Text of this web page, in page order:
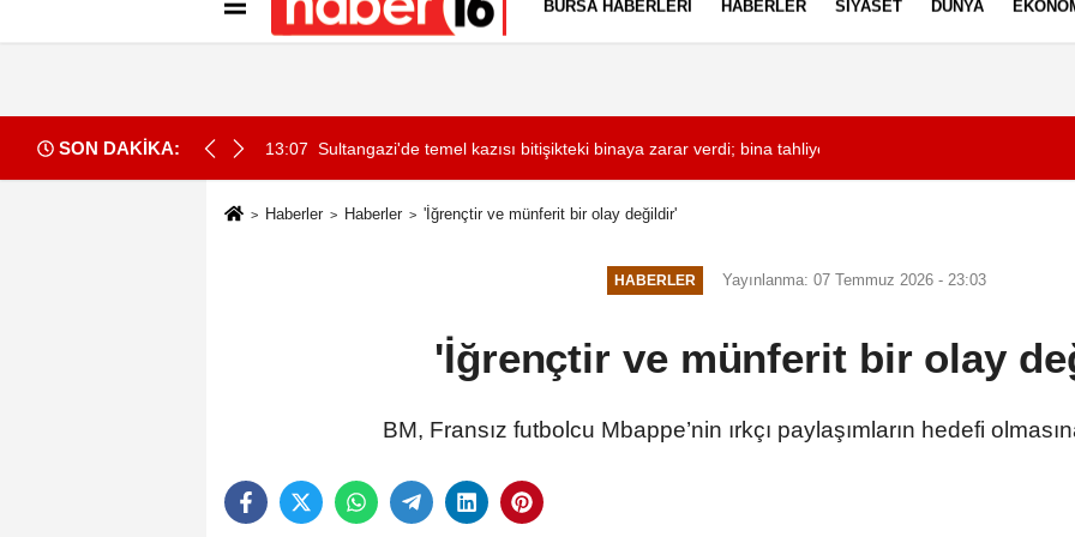
İletişim Gizlilik İlkeleri
BURSA HABERLERI HABERLER SIYASET DÜNYA
SON DAKİKA:
Geçici sınır kontrolleri başlatılıyor
13:07 Sultangazi'de temel kazısı bitişikteki binaya zarar verdi; bina tahliye edildi Havadan görüntülerle
Haberler Haberler 'İğrençtir ve münferit bir olay değildir'
HABERLER Yayınlanma: 07 Temmuz 2026 - 23:03
'İğrençtir ve münferit bir olay
BM, Fransız futbolcu Mbappe’nin ırkçı paylaşımların hedefi